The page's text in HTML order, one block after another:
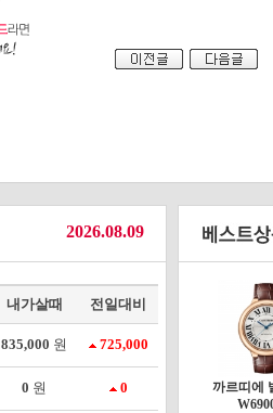
2026.08.09
내가살때 전일대비
835,000 원 725,000
0 원 0
까르띠에